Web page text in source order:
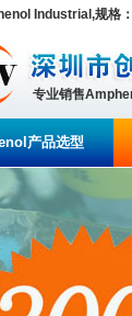
Industrial,规格
专业销售
产品选型